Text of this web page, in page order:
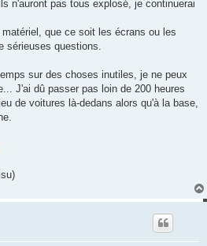
n'auront pas tous explosé, je continuerai
que ce soit les écrans ou les
sérieuses questions.
sur des choses inutiles, je ne peux
J'ai dû passer pas loin de 200 heures
de voitures là-dedans alors qu'à la base,